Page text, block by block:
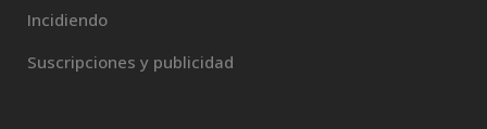
Incidiendo
Suscripciones y publicidad